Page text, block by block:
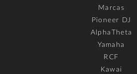
Marcas
Pioneer DJ
AlphaTheta
Yamaha
RCF
Kawai